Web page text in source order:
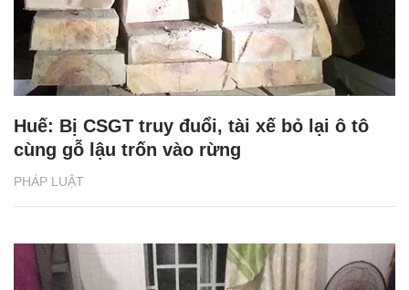
PHÁP LUẬT
Huế: Bị CSGT truy đuổi, tài xế bỏ lại ô tô
cùng gỗ lậu trốn vào rừng